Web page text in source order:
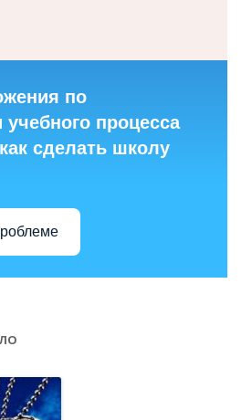
по
учебного процесса
сделать школу